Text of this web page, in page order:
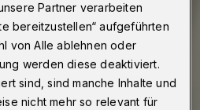
Partner verarbeiten
bereitzustellen“ aufgeführten
von Alle ablehnen oder
werden diese deaktiviert.
sind, sind manche Inhalte und
nicht mehr so relevant für